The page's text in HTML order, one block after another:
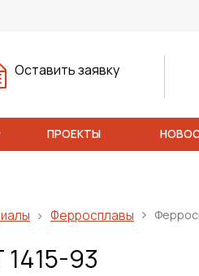
Оставить заявку
ПРОЕКТЫ
Ферросплавы
93